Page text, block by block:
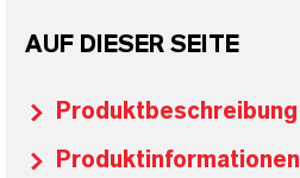
AUF DIESER SEITE
Produktbeschreibung
Produktinformationen